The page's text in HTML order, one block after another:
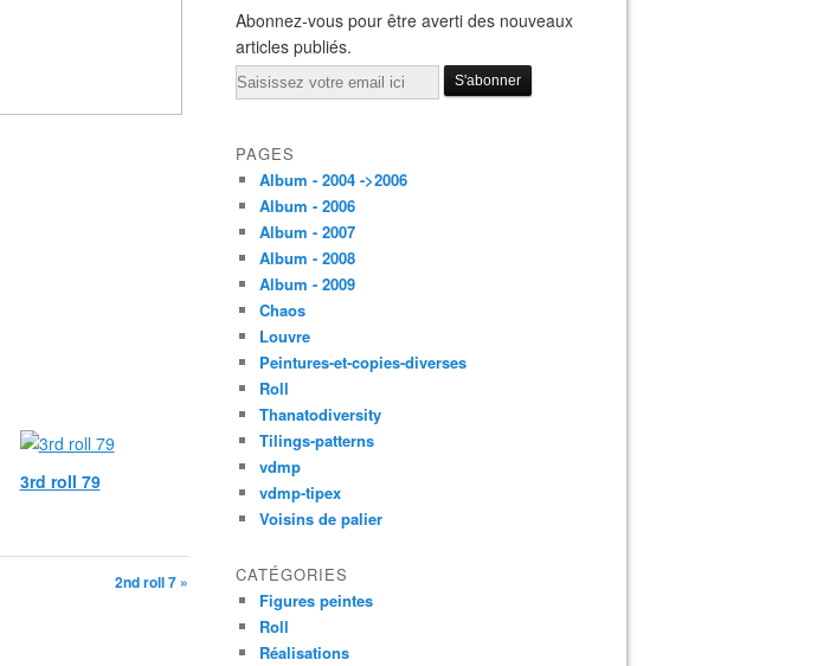
3rd roll 79
2nd roll 7 »
Abonnez-vous pour être averti des nouveaux
articles publiés.
Email
PAGES
Album - 2004 ->2006
Album - 2006
Album - 2007
Album - 2008
Album - 2009
Chaos
Louvre
Peintures-et-copies-diverses
Roll
Thanatodiversity
Tilings-patterns
vdmp
vdmp-tipex
Voisins de palier
CATÉGORIES
Figures peintes
Roll
Réalisations